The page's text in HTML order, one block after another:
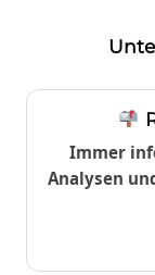
Immer
Analysen